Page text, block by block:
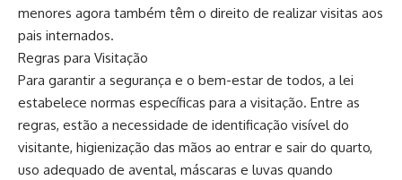
menores agora também têm o direito de realizar visitas aos
pais internados.
Regras para Visitação
Para garantir a segurança e o bem-estar de todos, a lei
estabelece normas específicas para a visitação. Entre as
regras, estão a necessidade de identificação visível do
visitante, higienização das mãos ao entrar e sair do quarto,
uso adequado de avental, máscaras e luvas quando